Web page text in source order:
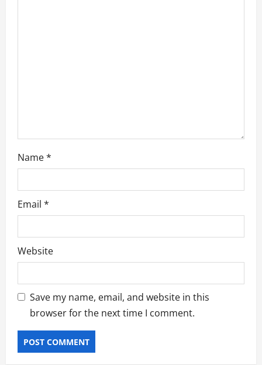
Name*
Email *
Website
Save my name, email, and website in this
browser for the next time I comment.